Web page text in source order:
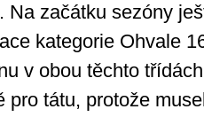
Na začátku sezóny
kategorie Ohvale
v obou těchto
pro tátu, protože